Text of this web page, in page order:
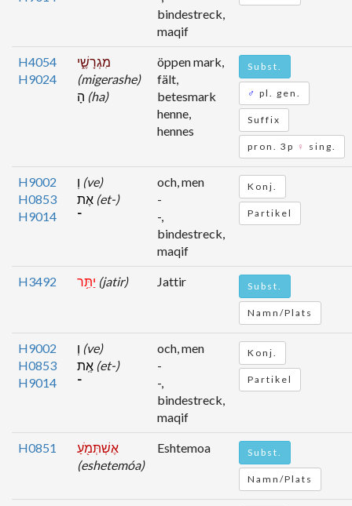
bindestreck,
maqif
H4054
H9024
מִגְרָשֶׁ֑י
(migerashe)
(ha)
öppen mark,
fält,
betesmark
henne,
hennes
Subst.
♂ pl. gen.
Suffix
pron. 3p ♀ sing.
H9002
H0853
H9014
(ve)
(et-)
־
och, men
-
-,
bindestreck,
maqif
Konj.
Partikel
H3492 (jatir) Jattir Subst.
Namn/Plats
H9002
H0853
H9014
(ve)
(et-)
־
och, men
-
-,
bindestreck,
maqif
Konj.
Partikel
H0851
אֶשְׁתְּמֹ֖עַ
(eshetemóa)
Eshtemoa Subst.
Namn/Plats